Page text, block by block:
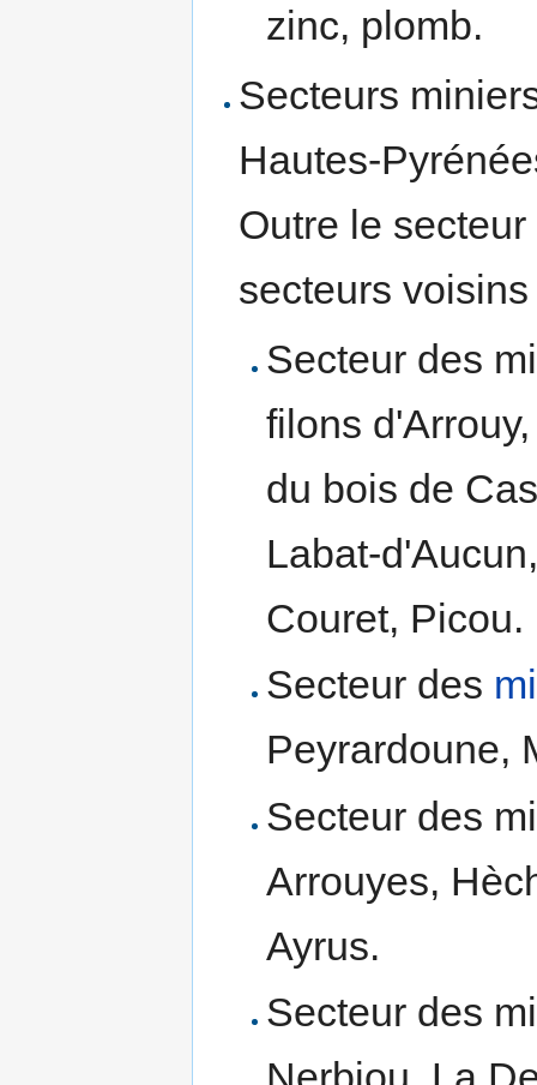
zinc, plomb.
Secteurs
Hautes-
Outre le
secteurs
Secteur des
filons
du bois de
Labat-
Couret, Picou.
Secteur des
Peyrardoune,
Secteur des
Arrouyes,
Ayrus.
Secteur des